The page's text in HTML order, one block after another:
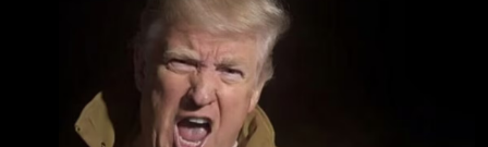
美國總統川普大為光火，不僅在社群平台發文駁
斥，強調美國擁有「巨量彈藥」，更怒嗆要揪出
散佈「叛國言論」的洩密者，讓他們吃上長期牢
飯。針對外傳川普對國防部長赫格塞斯大發雷
霆，白宮與戰爭部也雙雙出面澄清，痛批全是假